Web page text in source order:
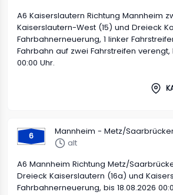
A6 Kaiserslautern Richtung Mannheim
Kaiserslautern-West (15) und Dreieck
Fahrbahnerneuerung, 1 linker
Fahrbahn auf zwei Fahrstreifen verengt,
00:00 Uhr.
6
Mannheim - Metz/
alt
A6 Mannheim Richtung Metz/
Dreieck Kaiserslautern (16a) und
Fahrbahnerneuerung, bis 18.08.2026